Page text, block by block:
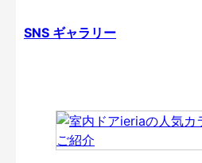
SNS ギャラリー